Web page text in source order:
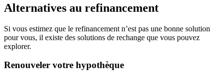
Alternatives au refinancement
Si vous estimez que le refinancement n’est pas une bonne solution
pour vous, il existe des solutions de rechange que vous pouvez
explorer.
Renouveler votre hypothèque